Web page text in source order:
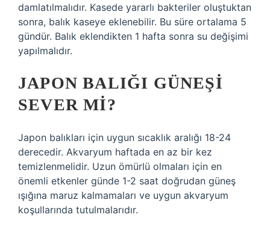
damlatılmalıdır. Kasede yararlı bakteriler oluştuktan
sonra, balık kaseye eklenebilir. Bu süre ortalama 5
gündür. Balık eklendikten 1 hafta sonra su değişimi
yapılmalıdır.
JAPON BALIĞI GÜNEŞI
SEVER MI?
Japon balıkları için uygun sıcaklık aralığı 18-24
derecedir. Akvaryum haftada en az bir kez
temizlenmelidir. Uzun ömürlü olmaları için en
önemli etkenler günde 1-2 saat doğrudan güneş
ışığına maruz kalmamaları ve uygun akvaryum
koşullarında tutulmalarıdır.